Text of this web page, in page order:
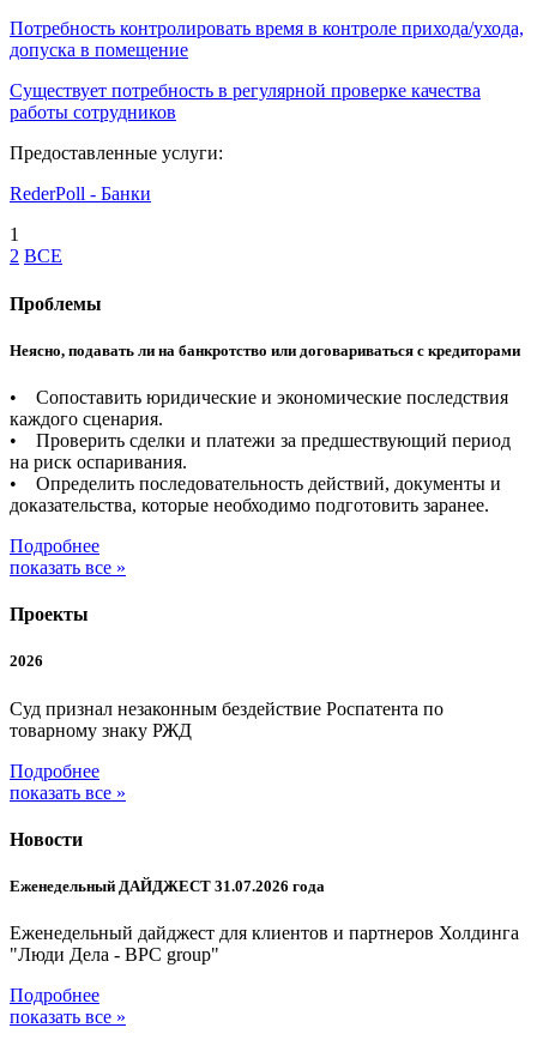
Потребность контролировать время в контроле прихода/ухода,
допуска в помещение
Существует потребность в регулярной проверке качества
работы сотрудников
Предоставленные услуги:
RederPoll - Банки
1
2 ВСЕ
Проблемы
Неясно, подавать ли на банкротство или договариваться с кредиторами
• Сопоставить юридические и экономические последствия
каждого сценария.
• Проверить сделки и платежи за предшествующий период
на риск оспаривания.
• Определить последовательность действий, документы и
доказательства, которые необходимо подготовить заранее.
Подробнее
показать все »
Проекты
2026
Суд признал незаконным бездействие Роспатента по
товарному знаку РЖД
Подробнее
показать все »
Новости
Еженедельный ДАЙДЖЕСТ 31.07.2026 года
Еженедельный дайджест для клиентов и партнеров Холдинга
"Люди Дела - BPC group"
Подробнее
показать все »